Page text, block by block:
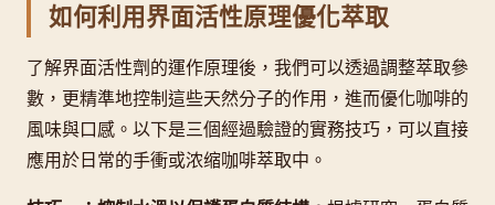
如何利用界面活性原理優化萃取
了解界面活性劑的運作原理後，我們可以透過調整萃取參
數，更精準地控制這些天然分子的作用，進而優化咖啡的
風味與口感。以下是三個經過驗證的實務技巧，可以直接
應用於日常的手衝或浓缩咖啡萃取中。